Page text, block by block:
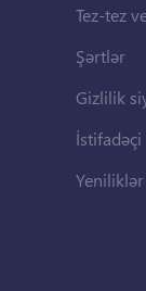
Tez-tez
Şərtlər
Gizlilik
İstifadəçi
Yeniliklər